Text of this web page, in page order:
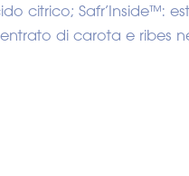
citrico; Safr’Inside™:
di carota e ribes